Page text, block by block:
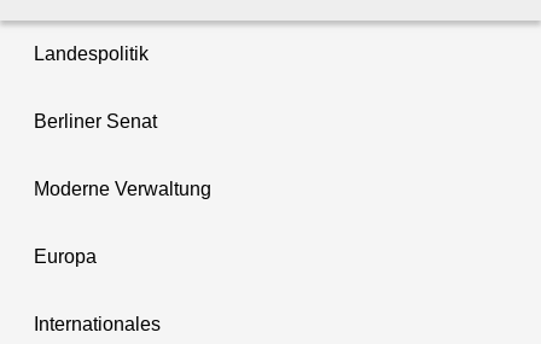
Landespolitik
Berliner Senat
Moderne Verwaltung
Europa
Internationales